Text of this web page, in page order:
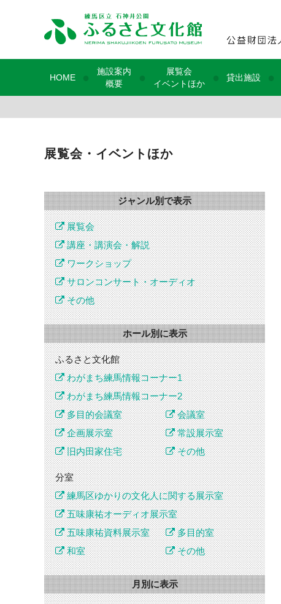
HOME
施設案内
概要
展覧会
イベントほか
貸出施設
展覧会・イベントほか
ジャンル別で表示
展覧会
講座・講演会・解説
ワークショップ
サロンコンサート・オーディオ
その他
ホール別に表示
ふるさと文化館
わがまち練馬情報コーナー1
わがまち練馬情報コーナー2
多目的会議室
会議室
企画展示室
常設展示室
旧内田家住宅
その他
分室
練馬区ゆかりの文化人に関する展示室
五味康祐オーディオ展示室
五味康祐資料展示室
多目的室
和室
その他
月別に表示